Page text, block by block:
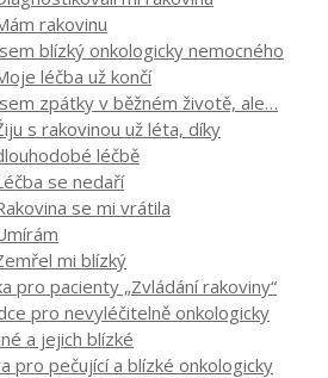
rakovinu
blízký onkologicky nemocného
léčba už končí
zpátky v běžném životě, ale…
s rakovinou už léta, díky
léčbě
se nedaří
se mi vrátila
mi blízký
pro pacienty „Zvládání rakoviny“
pro nevyléčitelně onkologicky
a jejich blízké
pro pečující a blízké onkologicky